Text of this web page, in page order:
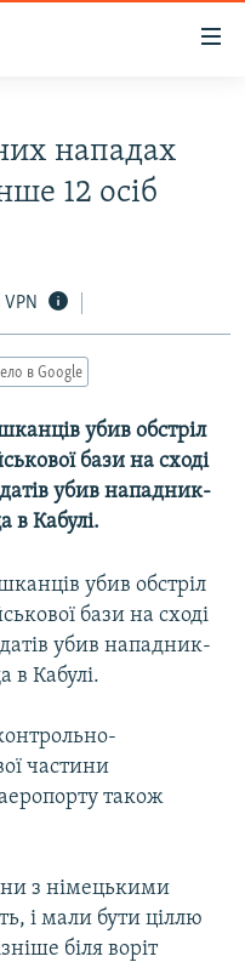
нападах
12 осіб
в Google
убив обстріл
бази на сході
убив нападник-
в Кабулі.
убив обстріл
бази на сході
убив нападник-
в Кабулі.
частини
також
з німецькими
і мали бути ціллю
біля воріт